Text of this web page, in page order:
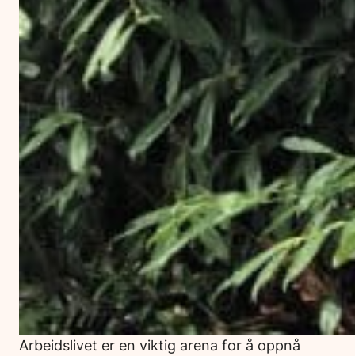
Arbeidslivet er en viktig arena for å oppnå